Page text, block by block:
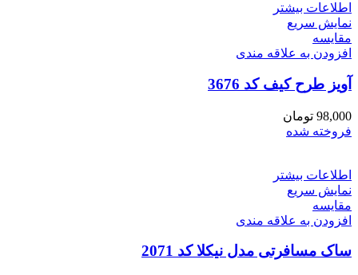
اطلاعات بیشتر
نمایش سریع
مقايسه
افزودن به علاقه مندی
آویز طرح کیف کد 3676
98,000 تومان
فروخته شده
اطلاعات بیشتر
نمایش سریع
مقايسه
افزودن به علاقه مندی
ساک مسافرتی مدل نیکلا کد 2071